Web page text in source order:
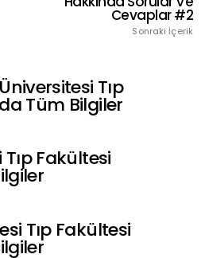
Cevaplar #2
Sonraki İçerik
Tıp
Tüm Bilgiler
Fakültesi
Tıp Fakültesi